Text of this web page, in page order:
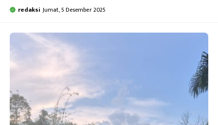
redaksi Jumat, 5 Desember 2025